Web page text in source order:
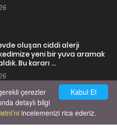
oluşan ciddi alerji
yeni bir yuva aramak
Bu kararı ...
Kabul Et
çerezler
detaylı bilgi
incelemenizi rica ederiz.